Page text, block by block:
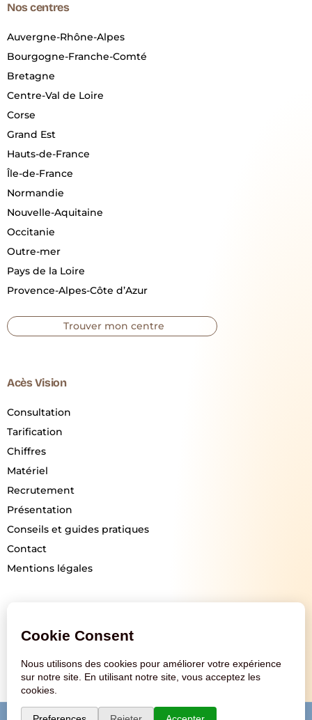
Nos centres
Auvergne-Rhône-Alpes
Bourgogne-Franche-Comté
Bretagne
Centre-Val de Loire
Corse
Grand Est
Hauts-de-France
Île-de-France
Normandie
Nouvelle-Aquitaine
Occitanie
Outre-mer
Pays de la Loire
Provence-Alpes-Côte d’Azur
Trouver mon centre
Acès Vision
Consultation
Tarification
Chiffres
Matériel
Recrutement
Présentation
Conseils et guides pratiques
Contact
Mentions légales
ACCES VISION © 2026 ·Mentions légales